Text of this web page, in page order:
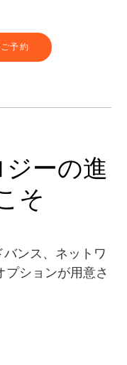
予約
ーの進
そ
ンス、ネットワ
ションが用意さ